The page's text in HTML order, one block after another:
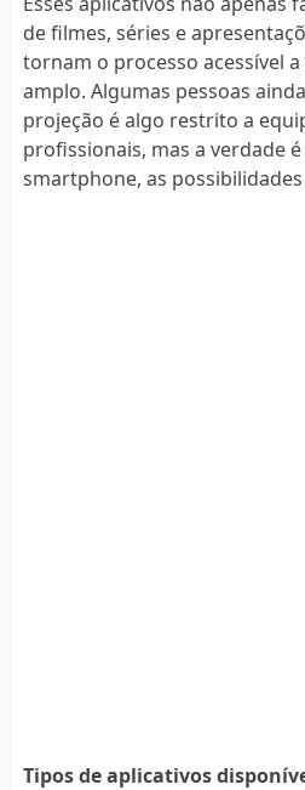
de filmes, séries e
tornam o processo acessível
amplo. Algumas pessoas
projeção é algo restrito a
profissionais, mas a verdade
smartphone, as
Tipos de aplicativos